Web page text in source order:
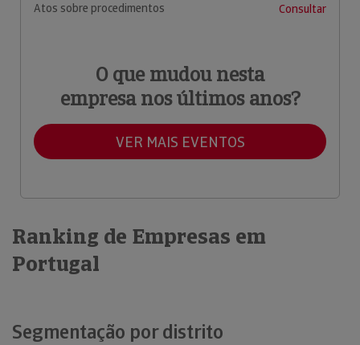
Atos sobre procedimentos
Consultar
O que mudou nesta
empresa nos últimos anos?
VER MAIS EVENTOS
Ranking de Empresas em
Portugal
Segmentação por distrito